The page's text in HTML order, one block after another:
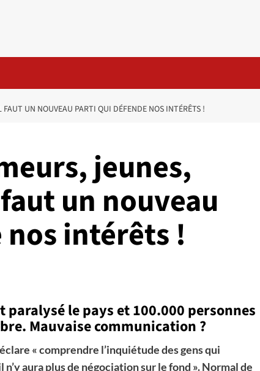
UN NOUVEAU PARTI QUI DÉFENDE NOS INTÉRÊTS !
jeunes,
un nouveau
intérêts !
paralysé le pays et 100.000 personnes
Mauvaise communication ?
« comprendre l’inquiétude des gens qui
aura plus de négociation sur le fond ». Normal de